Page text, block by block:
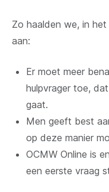
Zo haalden we, in
aan:
Er moet meer
hulpvrager toe,
gaat.
Men geeft best
op deze manier
OCMW Online is
een eerste vraag